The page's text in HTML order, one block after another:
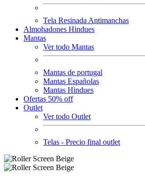
Tela Resinada Antimanchas
Almohadones Hindues
Mantas
Ver todo Mantas
Mantas de portugal
Mantas Españolas
Mantas Hindues
Ofertas 50% off
Outlet
Ver todo Outlet
Telas - Precio final outlet